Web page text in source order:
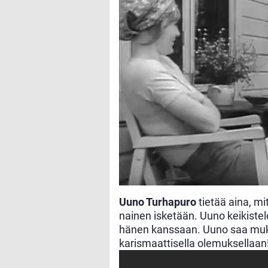
Uuno Turhapurotietää aina,
nainen isketään. Uuno
hänen kanssaan. Uuno saa
karismaattisella